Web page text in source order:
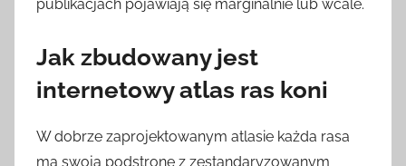
publikacjach pojawiają się marginalnie lub wcale.
Jak zbudowany jest
internetowy atlas ras koni
W dobrze zaprojektowanym atlasie każda rasa
ma swoją podstronę z zestandaryzowanym